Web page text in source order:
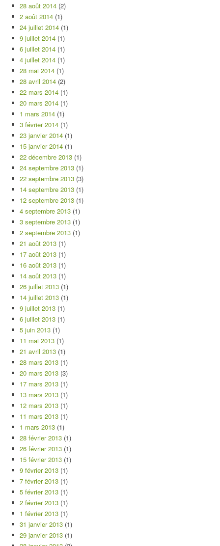
28 août 2014 (2)
2 août 2014 (1)
24 juillet 2014 (1)
9 juillet 2014 (1)
6 juillet 2014 (1)
4 juillet 2014 (1)
28 mai 2014 (1)
28 avril 2014 (2)
22 mars 2014 (1)
20 mars 2014 (1)
1 mars 2014 (1)
3 février 2014 (1)
23 janvier 2014 (1)
15 janvier 2014 (1)
22 décembre 2013 (1)
24 septembre 2013 (1)
22 septembre 2013 (3)
14 septembre 2013 (1)
12 septembre 2013 (1)
4 septembre 2013 (1)
3 septembre 2013 (1)
2 septembre 2013 (1)
21 août 2013 (1)
17 août 2013 (1)
16 août 2013 (1)
14 août 2013 (1)
26 juillet 2013 (1)
14 juillet 2013 (1)
9 juillet 2013 (1)
6 juillet 2013 (1)
5 juin 2013 (1)
11 mai 2013 (1)
21 avril 2013 (1)
28 mars 2013 (1)
20 mars 2013 (3)
17 mars 2013 (1)
13 mars 2013 (1)
12 mars 2013 (1)
11 mars 2013 (1)
1 mars 2013 (1)
28 février 2013 (1)
26 février 2013 (1)
15 février 2013 (1)
9 février 2013 (1)
7 février 2013 (1)
5 février 2013 (1)
2 février 2013 (1)
1 février 2013 (1)
31 janvier 2013 (1)
29 janvier 2013 (1)